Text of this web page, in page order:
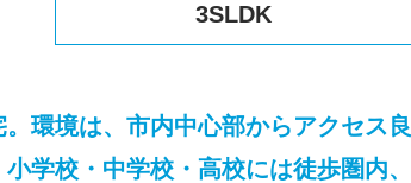
3SLDK
環境は、市内中心部からアクセス良
学校・中学校・高校には徒歩圏内、